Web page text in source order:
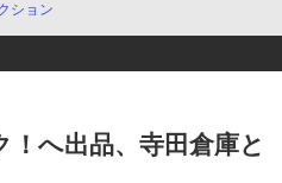
ション
へ出品、寺田倉庫と